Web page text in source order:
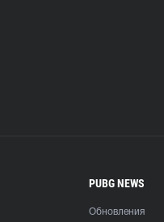
PUBG NEWS
Обновления